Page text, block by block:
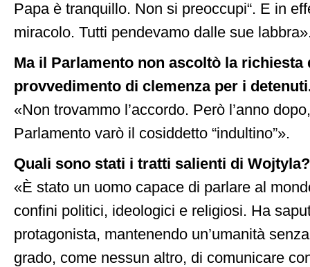
Papa è tranquillo. Non si preoccupi“. E in
miracolo. Tutti pendevamo dalle sue
Ma il Parlamento non ascoltò la richiesta
provvedimento di clemenza per i
«Non trovammo l’accordo. Però l’anno
Parlamento varò il cosiddetto “indultino”».
Quali sono stati i tratti salienti di Wojtyla?
«È stato un uomo capace di parlare al
confini politici, ideologici e religiosi. Ha
protagonista, mantenendo un’umanità
grado, come nessun altro, di comunicare